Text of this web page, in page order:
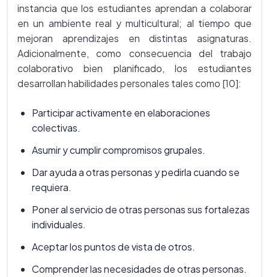
instancia que los estudiantes aprendan a colaborar
en un ambiente real y multicultural; al tiempo que
mejoran aprendizajes en distintas asignaturas.
Adicionalmente, como consecuencia del trabajo
colaborativo bien planificado, los estudiantes
desarrollan habilidades personales tales como [10]:
Participar activamente en elaboraciones
colectivas.
Asumir y cumplir compromisos grupales.
Dar ayuda a otras personas y pedirla cuando se
requiera.
Poner al servicio de otras personas sus fortalezas
individuales.
Aceptar los puntos de vista de otros.
Comprender las necesidades de otras personas.